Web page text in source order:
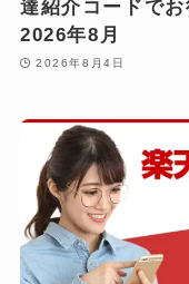
達紹介コードでお
2026年8月
2026年8月4日